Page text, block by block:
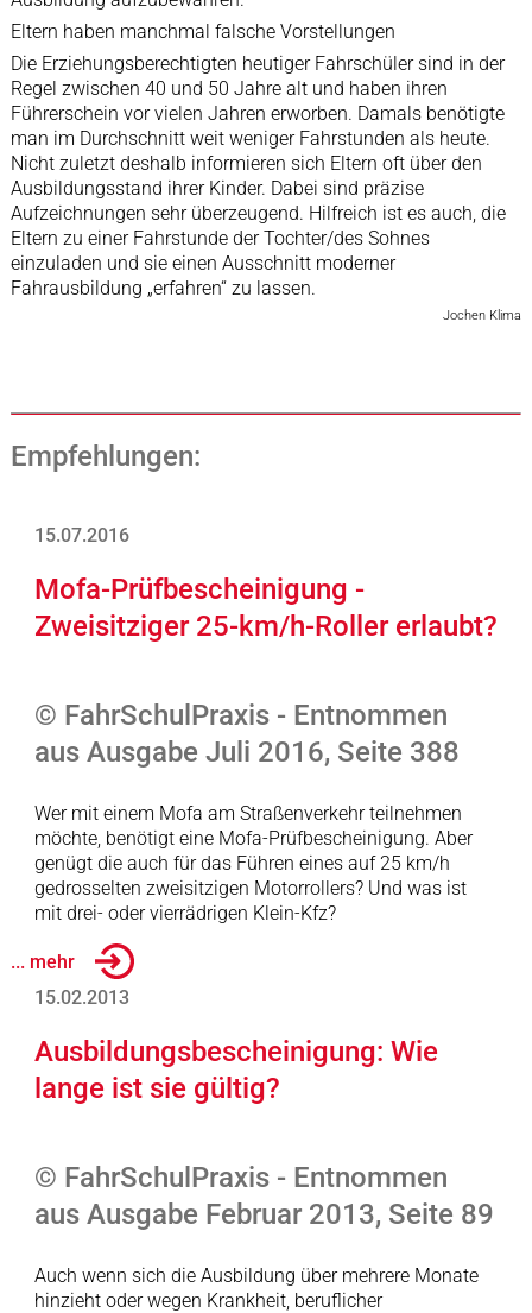
Eltern haben manchmal falsche Vorstellungen
Die Erziehungsberechtigten heutiger Fahrschüler sind in der
Regel zwischen 40 und 50 Jahre alt und haben ihren
Führerschein vor vielen Jahren erworben. Damals benötigte
man im Durchschnitt weit weniger Fahrstunden als heute.
Nicht zuletzt deshalb informieren sich Eltern oft über den
Ausbildungsstand ihrer Kinder. Dabei sind präzise
Aufzeichnungen sehr überzeugend. Hilfreich ist es auch, die
Eltern zu einer Fahrstunde der Tochter/des Sohnes
einzuladen und sie einen Ausschnitt moderner
Fahrausbildung „erfahren“ zu lassen.
Jochen Klima
Empfehlungen:
15.07.2016
Mofa-Prüfbescheinigung -
Zweisitziger 25-km/h-Roller erlaubt?
© FahrSchulPraxis - Entnommen
aus Ausgabe Juli 2016, Seite 388
Wer mit einem Mofa am Straßenverkehr teilnehmen
möchte, benötigt eine Mofa-Prüfbescheinigung. Aber
genügt die auch für das Führen eines auf 25 km/h
gedrosselten zweisitzigen Motorrollers? Und was ist
mit drei- oder vierrädrigen Klein-Kfz?
... mehr
15.02.2013
Ausbildungsbescheinigung: Wie
lange ist sie gültig?
© FahrSchulPraxis - Entnommen
aus Ausgabe Februar 2013, Seite 89
Auch wenn sich die Ausbildung über mehrere Monate
hinzieht oder wegen Krankheit, beruflicher